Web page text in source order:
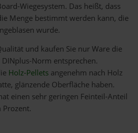
Wiegesystem. Das heißt, dass
Menge bestimmt werden kann, die
wurde.
und kaufen Sie nur Ware die
Norm entsprechen.
Holz-Pellets angenehm nach Holz
glänzende Oberfläche haben.
einen sehr geringen Feinteil-Anteil